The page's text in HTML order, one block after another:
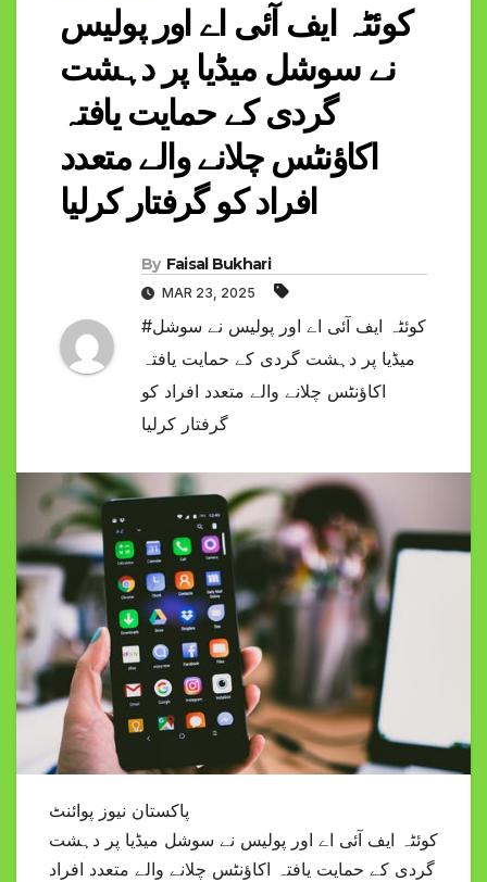
کوئٹہ ایف آئی اے اور پولیس
نے سوشل میڈیا پر دہشت
گردی کے حمایت یافتہ
اکاؤنٹس چلانے والے متعدد
افراد کو گرفتار کرلیا
By Faisal Bukhari
MAR 23, 2025
#کوئٹہ ایف آئی اے اور پولیس نے سوشل
میڈیا پر دہشت گردی کے حمایت یافتہ
اکاؤنٹس چلانے والے متعدد افراد کو
گرفتار کرلیا
پاکستان نیوز پوائنٹ
کوئٹہ ایف آئی اے اور پولیس نے سوشل میڈیا پر دہشت
گردی کے حمایت یافتہ اکاؤنٹس چلانے والے متعدد افراد